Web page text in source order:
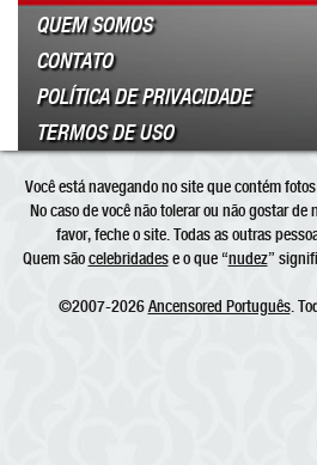
QUEM SOMOS
CONTATO
POLÍTICA DE PRIVACIDADE
TERMOS DE USO
Você está navegando no site que contém
No caso de você não tolerar ou não gostar
favor, feche o site. Todas as outras
Quem sãocelebridadese o que “nudez”
©2007-2026Ancensored Português.